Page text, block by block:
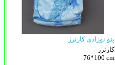
پتو نوزادی کارترز
کارترز
76*100 cm